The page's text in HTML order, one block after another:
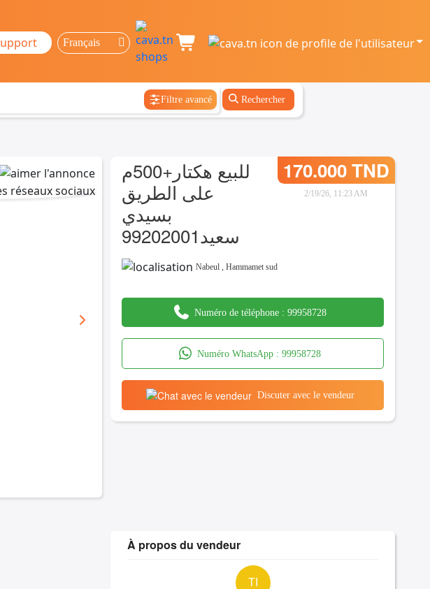
Filtre avancé Rechercher
للبيع هكتار+500م
على الطريق
بسيدي
سعيد99202001
170.000 TND
2/19/26, 11:23 AM
Nabeul ,Hammamet sud
Numéro de téléphone : 99958728
Numéro WhatsApp :99958728
Discuter avec le vendeur
À propos du vendeur
TI